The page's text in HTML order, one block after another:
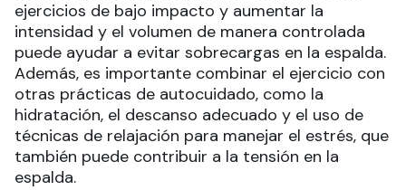
ejercicios de bajo impacto y aumentar la
intensidad y el volumen de manera controlada
puede ayudar a evitar sobrecargas en la espalda.
Además, es importante combinar el ejercicio con
otras prácticas de autocuidado, como la
hidratación, el descanso adecuado y el uso de
técnicas de relajación para manejar el estrés, que
también puede contribuir a la tensión en la
espalda.